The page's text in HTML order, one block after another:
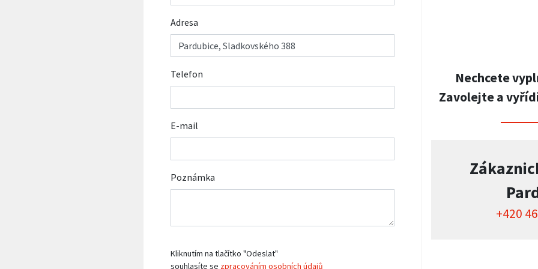
Adresa
Telefon
E-mail
Poznámka
Kliknutím na tlačítko "Odeslat"
souhlasíte se zpracováním osobních údajů
Nechcete
Zavolejte a
+420